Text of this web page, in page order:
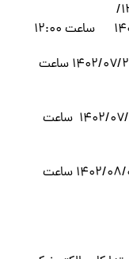
تاریخ بازدید : تاریخ۱۲/۰۷/
آخرین مهلت ارسال پیشنهاد قیمت :تاریخ۱۴۰۲/۰۷/۲۹ ساعت
زمان بازگشائی : تاریخ۱۴۰۲/۰۷/۳۰ ساعت
زمان اعلام برنده : تاریخ ۱۴۰۲/۰۸/۰۱ ساعت